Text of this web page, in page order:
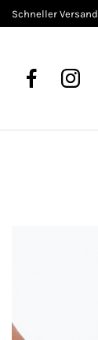
Schneller Versand